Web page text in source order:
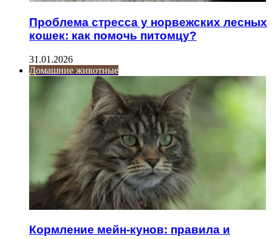
Проблема стресса у норвежских лесных
кошек: как помочь питомцу?
31.01.2026
Домашние животные
Кормление мейн-кунов: правила и